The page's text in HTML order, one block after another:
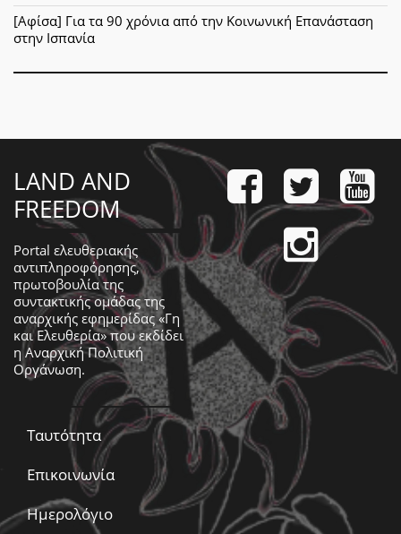
[Αφίσα] Για τα 90 χρόνια από την Κοινωνική Επανάσταση
στην Ισπανία
LAND AND
FREEDOM
Portal ελευθεριακής
αντιπληροφόρησης,
πρωτοβουλία της
συντακτικής ομάδας της
αναρχικής εφημερίδας «Γη
και Ελευθερία» που εκδίδει
ηΑναρχική Πολιτική
Οργάνωση.
Ταυτότητα
Επικοινωνία
Ημερολόγιο